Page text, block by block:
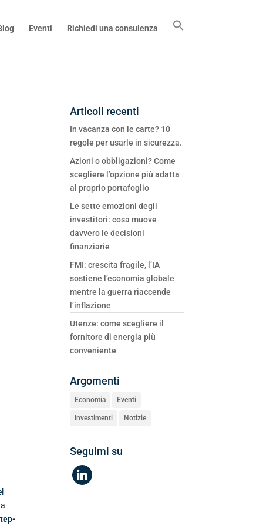
Eventi Richiedi una consulenza
Articoli recenti
In vacanza con le carte? 10
regole per usarle in sicurezza.
Azioni o obbligazioni? Come
scegliere l’opzione più adatta
al proprio portafoglio
Le sette emozioni degli
investitori: cosa muove
davvero le decisioni
finanziarie
FMI: crescita fragile, l’IA
sostiene l’economia globale
mentre la guerra riaccende
l’inflazione
Utenze: come scegliere il
fornitore di energia più
conveniente
Argomenti
Economia Eventi
Investimenti Notizie
Seguimi su
linkedin